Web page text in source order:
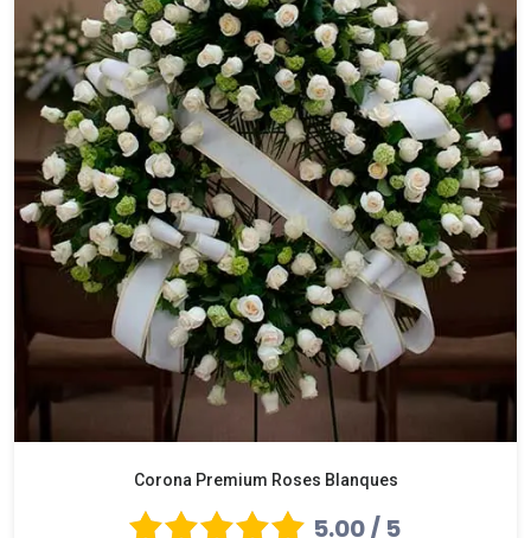
Corona Premium Roses Blanques
5.00 / 5